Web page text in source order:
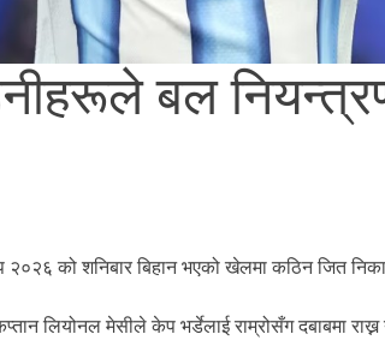
बल
२०२६ को शनिबार बिहान भएको खेलमा कठिन जित
लियोनल मेसीले केप भर्डेलाई राम्रोसँग दबाबमा